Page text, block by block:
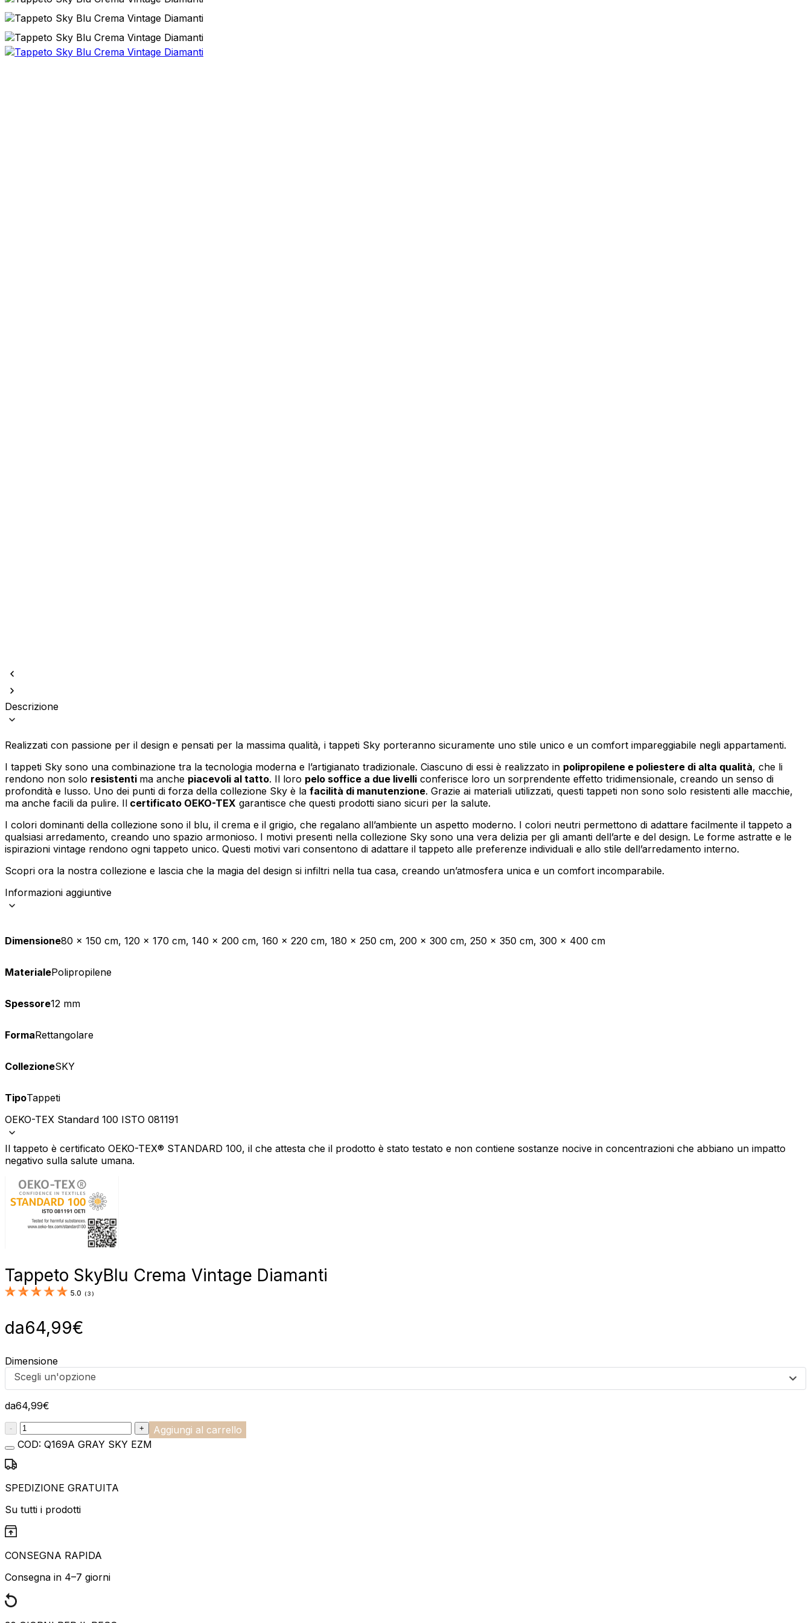
Descrizione
Realizzati con passione per il design e pensati per la massima qualità, i tappeti Sky porteranno sicuramente uno stile unico e un comfort impareggiabile negli appartamenti.
I tappeti Sky sono una combinazione tra la tecnologia moderna e l’artigianato tradizionale. Ciascuno di essi è realizzato in polipropilene e poliestere di alta qualità, che li
rendono non solo resistenti ma anche piacevoli al tatto. Il loro pelo soffice a due livelli conferisce loro un sorprendente effetto tridimensionale, creando un senso di
profondità e lusso. Uno dei punti di forza della collezione Sky è la facilità di manutenzione. Grazie ai materiali utilizzati, questi tappeti non sono solo resistenti alle macchie,
ma anche facili da pulire. Il certificato OEKO-TEX garantisce che questi prodotti siano sicuri per la salute.
I colori dominanti della collezione sono il blu, il crema e il grigio, che regalano all’ambiente un aspetto moderno. I colori neutri permettono di adattare facilmente il tappeto a
qualsiasi arredamento, creando uno spazio armonioso. I motivi presenti nella collezione Sky sono una vera delizia per gli amanti dell’arte e del design. Le forme astratte e le
ispirazioni vintage rendono ogni tappeto unico. Questi motivi vari consentono di adattare il tappeto alle preferenze individuali e allo stile dell’arredamento interno.
Scopri ora la nostra collezione e lascia che la magia del design si infiltri nella tua casa, creando un’atmosfera unica e un comfort incomparabile.
Informazioni aggiuntive
Dimensione80 x 150 cm, 120 x 170 cm, 140 x 200 cm, 160 x 220 cm, 180 x 250 cm, 200 x 300 cm, 250 x 350 cm, 300 x 400 cm
MaterialePolipropilene
Spessore12 mm
FormaRettangolare
CollezioneSKY
TipoTappeti
OEKO-TEX Standard 100 ISTO 081191
Il tappeto è certificato OEKO-TEX® STANDARD 100, il che attesta che il prodotto è stato testato e non contiene sostanze nocive in concentrazioni che abbiano un impatto
negativo sulla salute umana.
Tappeto SkyBlu Crema Vintage Diamanti
5.0 (3 )
da64,99€
Dimensione
Scegli un'opzione
da64,99€
:product_name quantity
- +
Aggiungi al carrello
COD: Q169A GRAY SKY EZM
SPEDIZIONE GRATUITA
Su tutti i prodotti
CONSEGNA RAPIDA
Consegna in 4–7 giorni
memorizzano alcun dato personale identificabile.
Preferenze
I cookie relativi alle preferenze permettono al sito di ricordare informazioni che modificano il modo in cui il sito appare o si comporta, ad
esempio la tua lingua preferita o la regione in cui ti trovi.
Statistica
I cookie statistici aiutano i proprietari dei siti web a capire come i visitatori interagiscono con i siti raccogliendo e riportando informazioni in